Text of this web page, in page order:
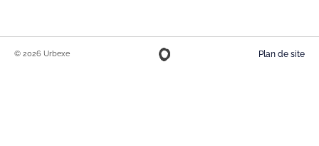
© 2026 Urbexe Plan de site